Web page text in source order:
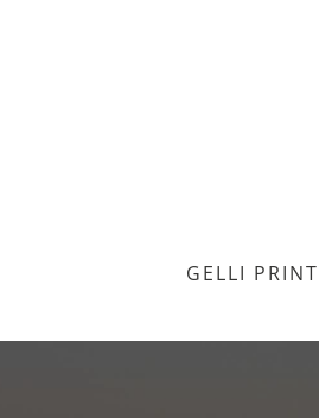
GELLI PRINT